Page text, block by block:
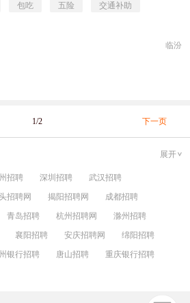
包吃 五险
交通补助
临汾
1/2 下一页
展开
招聘 深圳招聘
武汉招聘
招聘网 揭阳招聘网
成都招聘
青岛招聘 杭州招聘网
滁州招聘
襄阳招聘 安庆招聘网
绵阳招聘
银行招聘 唐山招聘
重庆银行招聘